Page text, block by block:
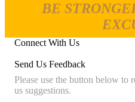
BE
Connect With Us
Send Us Feedback
Please use the button below to
us suggestions.